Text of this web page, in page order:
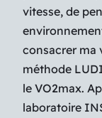
vitesse, de
consacrer ma
méthode
le VO2max.
laboratoire